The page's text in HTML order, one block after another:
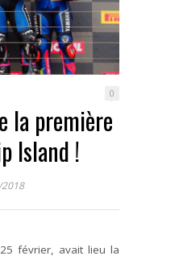
0
la première
Island !
février, avait lieu la